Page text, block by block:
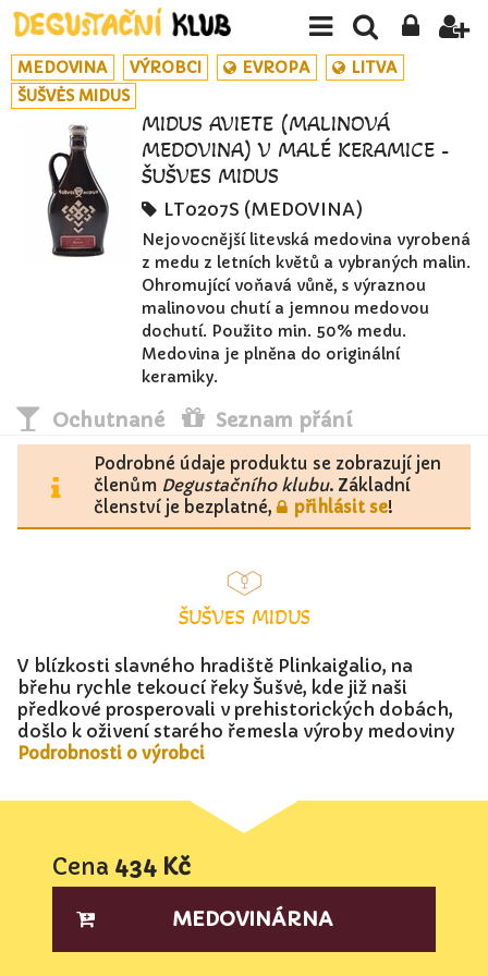
MEDOVINA VÝROBCI EVROPA
LITVA
ŠUŠVĖS MIDUS
MIDUS AVIETĖ (MALINOVÁ
MEDOVINA) V MALÉ KERAMICE -
ŠUŠVĖS MIDUS
LT0207S (MEDOVINA)
Nejovocnější litevská medovina vyrobená
z medu z letních květů a vybraných malin.
Ohromující voňavá vůně, s výraznou
malinovou chutí a jemnou medovou
dochutí. Použito min. 50% medu.
Medovina je plněna do originální
keramiky.
Ochutnané Seznam přání
Podrobné údaje produktu se zobrazují jen
členům Degustačního klubu. Základní
členství je bezplatné,
přihlásit se!
ŠUŠVĖS MIDUS
V blízkosti slavného hradiště Plinkaigalio, na
břehu rychle tekoucí řeky Šušvė, kde již naši
předkové prosperovali v prehistorických dobách,
došlo k oživení starého řemesla výroby medoviny
Podrobnosti o výrobci
Cena 434 Kč
MEDOVINÁRNA